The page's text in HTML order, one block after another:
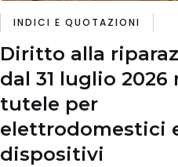
INDICI E QUOTAZIONI
Diritto alla
dal 31 luglio 2026
tutele per
elettrodomestici
dispositivi